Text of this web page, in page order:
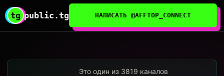
tg public.tg НАПИСАТЬ @AFFTOP_CONNECT
Это один из 3819 каналов